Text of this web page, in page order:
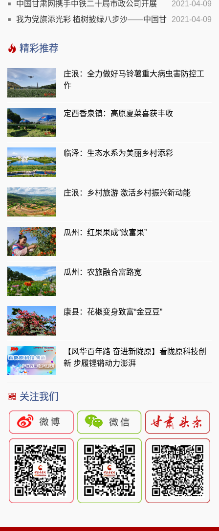
“时代楷模”治沙造林艰苦岁月
2021-04-09
中国甘肃网携手中铁二十局市政公司开展
“我为党旗添光彩 植树披绿八步沙”云采访主题党日活动
2021-04-09
我为党旗添光彩 植树披绿八步沙——中国甘
日活动
精彩推荐
庄浪：全力做好马铃薯重大病虫害防控工
作
定西香泉镇：高原夏菜喜获丰收
临泽：生态水系为美丽乡村添彩
庄浪：乡村旅游 激活乡村振兴新动能
瓜州：红果果成“致富果”
瓜州：农旅融合富路宽
康县：花椒变身致富“金豆豆”
【风华百年路 奋进新陇原】看陇原科技创
新 步履铿锵动力澎湃
关注我们